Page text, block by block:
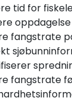
tid for
fangstrate
fangstrate